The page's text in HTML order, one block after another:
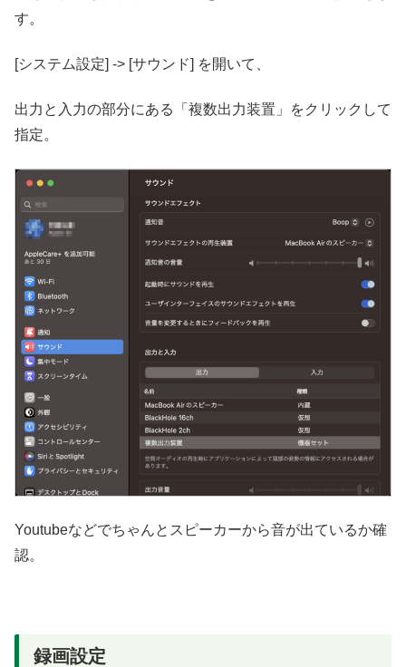
す。
[システム設定] -> [サウンド] を開いて、
出力と入力の部分にある「複数出力装置」をクリックして
指定。
Youtubeなどでちゃんとスピーカーから音が出ているか確
認。
録画設定